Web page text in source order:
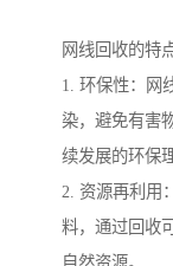
网线回收的特
1. 环保性：网
染，避免有害
续发展的环保
2. 资源再利用
料，通过回收